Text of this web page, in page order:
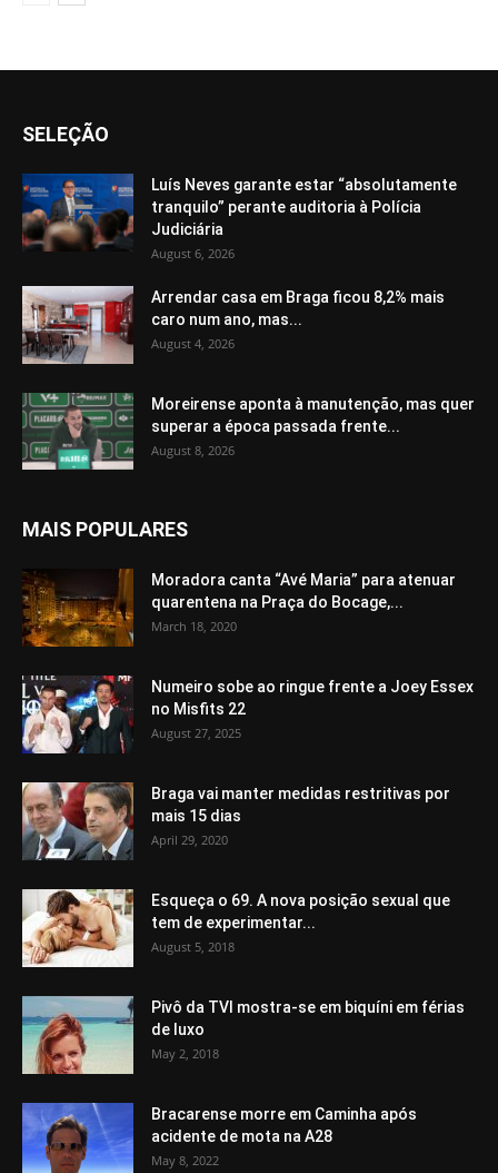
SELEÇÃO
Luís Neves garante estar “absolutamente
tranquilo” perante auditoria à Polícia
Judiciária
August 6, 2026
Arrendar casa em Braga ficou 8,2% mais
caro num ano, mas...
August 4, 2026
Moreirense aponta à manutenção, mas quer
superar a época passada frente...
August 8, 2026
MAIS POPULARES
Moradora canta “Avé Maria” para atenuar
quarentena na Praça do Bocage,...
March 18, 2020
Numeiro sobe ao ringue frente a Joey Essex
no Misfits 22
August 27, 2025
Braga vai manter medidas restritivas por
mais 15 dias
April 29, 2020
Esqueça o 69. A nova posição sexual que
tem de experimentar...
August 5, 2018
Pivô da TVI mostra-se em biquíni em férias
de luxo
May 2, 2018
Bracarense morre em Caminha após
acidente de mota na A28
May 8, 2022